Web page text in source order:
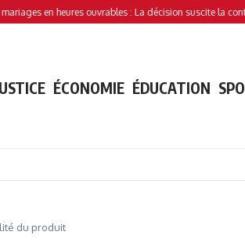
heures ouvrables : La décision suscite la controverse
ÉCONOMIE ÉDUCATION
du produit